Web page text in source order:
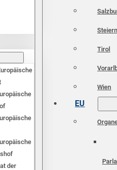
der
Tirol
Wien
EU